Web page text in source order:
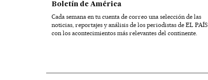
Boletín de América
Cada semana en tu cuenta de correo una selección de las
noticias, reportajes y análisis de los periodistas de EL PAÍS
con los acontecimientos más relevantes del continente.